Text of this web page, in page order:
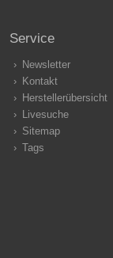
Service
Newsletter
Kontakt
Herstellerübersicht
Livesuche
Sitemap
Tags